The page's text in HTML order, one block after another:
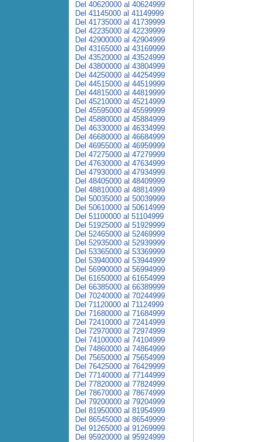
Del 40620000 al 40624999
Del 41145000 al 41149999
Del 41735000 al 41739999
Del 42235000 al 42239999
Del 42900000 al 42904999
Del 43165000 al 43169999
Del 43520000 al 43524999
Del 43800000 al 43804999
Del 44250000 al 44254999
Del 44515000 al 44519999
Del 44815000 al 44819999
Del 45210000 al 45214999
Del 45595000 al 45599999
Del 45880000 al 45884999
Del 46330000 al 46334999
Del 46680000 al 46684999
Del 46955000 al 46959999
Del 47275000 al 47279999
Del 47630000 al 47634999
Del 47930000 al 47934999
Del 48405000 al 48409999
Del 48810000 al 48814999
Del 50035000 al 50039999
Del 50610000 al 50614999
Del 51100000 al 51104999
Del 51925000 al 51929999
Del 52465000 al 52469999
Del 52935000 al 52939999
Del 53365000 al 53369999
Del 53940000 al 53944999
Del 56990000 al 56994999
Del 61650000 al 61654999
Del 66385000 al 66389999
Del 70240000 al 70244999
Del 71120000 al 71124999
Del 71680000 al 71684999
Del 72410000 al 72414999
Del 72970000 al 72974999
Del 74100000 al 74104999
Del 74860000 al 74864999
Del 75650000 al 75654999
Del 76425000 al 76429999
Del 77140000 al 77144999
Del 77820000 al 77824999
Del 78670000 al 78674999
Del 79200000 al 79204999
Del 81950000 al 81954999
Del 86545000 al 86549999
Del 91265000 al 91269999
Del 95920000 al 95924999